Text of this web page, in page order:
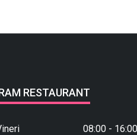
RESTAURANT
08:00 - 16:00